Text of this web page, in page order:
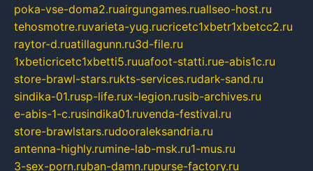
poka-vse-doma2.ruairgungames.ruallseo-host.ru
tehosmotre.ruvarieta-yug.rucricetc1xbetr1xbetcc2.ru
raytor-d.ruatillagunn.ru3d-file.ru
1xbeticricetc1xbetti5.ruuafoot-statti.rue-abis1c.ru
store-brawl-stars.rukts-services.rudark-sand.ru
sindika-01.rusp-life.rux-legion.rusib-archives.ru
e-abis-1-c.rusindika01.ruvenda-festival.ru
store-brawlstars.rudooraleksandria.ru
antenna-highly.rumine-lab-msk.ru1-mus.ru
3-sex-porn.ruban-damn.rupurse-factory.ru